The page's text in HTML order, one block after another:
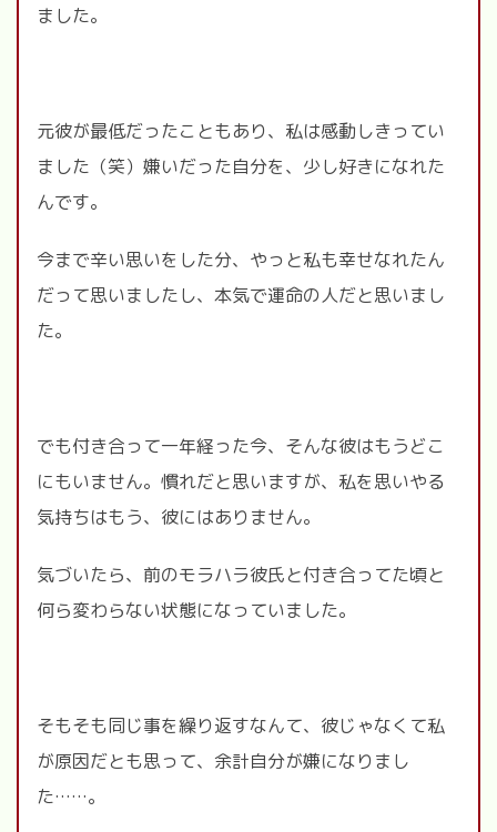
ました。
元彼が最低だったこともあり、私は感動しきってい
ました（笑）嫌いだった自分を、少し好きになれた
んです。
今まで辛い思いをした分、やっと私も幸せなれたん
だって思いましたし、本気で運命の人だと思いまし
た。
でも付き合って一年経った今、そんな彼はもうどこ
にもいません。慣れだと思いますが、私を思いやる
気持ちはもう、彼にはありません。
気づいたら、前のモラハラ彼氏と付き合ってた頃と
何ら変わらない状態になっていました。
そもそも同じ事を繰り返すなんて、彼じゃなくて私
が原因だとも思って、余計自分が嫌になりまし
た……。